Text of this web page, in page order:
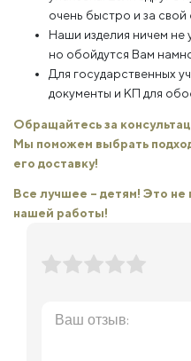
очень быстро и за свой
Наши изделия ничем не
но обойдутся Вам
Для государственных
документы и КП для
Обращайтесь за
Мы поможем выбрать
его доставку!
Все лучшее – детям! Это не
нашей работы!